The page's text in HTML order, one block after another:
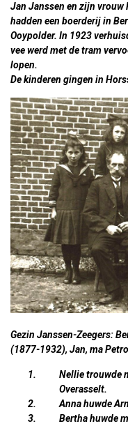
Jan Janssen en zijn vrouw
hadden een boerderij in
Ooypolder. In 1923
vee werd met de tram
lopen.
De kinderen gingen in
Gezin Janssen-Zeegers:
(1877-1932), Jan, ma
Nellie trouwde
Overasselt.
Anna huwde
Bertha huwde